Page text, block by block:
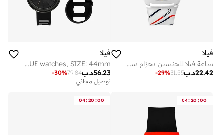
فيلا
ساعة فيلا للجنسين بحزام سيليكون أبيض وهيكل بلاستيكي، 38-324-001
د.ب22.42
31.55
-29%
فيلا
FILA ADULT 38-315-102 ANALOGUE watches, SIZE: 44mm
د.ب56.23
79.84
-30%
توصيل مجاني
04:20 :00
04:20 :00